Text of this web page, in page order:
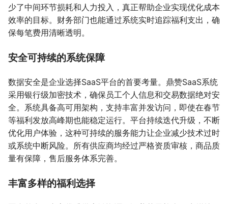
少了中间环节损耗和人力投入，真正帮助企业实现优化成本
效率的目标。财务部门也能通过系统实时追踪福利支出，确
保每笔费用清晰透明。
安全可持续的系统保障
数据安全是企业选择SaaS平台的首要考量。鼎赞SaaS系统
采用银行级加密技术，确保员工个人信息和交易数据绝对安
全。系统具备高可用架构，支持丰富并发访问，即使在春节
等福利发放高峰期也能稳定运行。平台持续迭代升级，不断
优化用户体验，这种可持续的服务能力让企业减少技术过时
或系统中断风险。所有供应商均经过严格资质审核，商品质
量有保障，售后服务体系完善。
丰富多样的福利选择